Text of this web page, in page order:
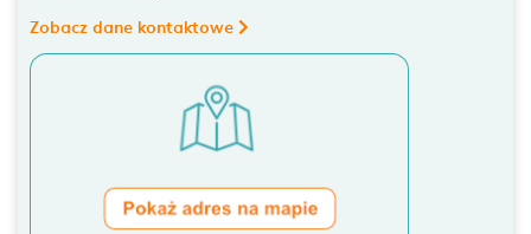
Zobacz dane kontaktowe